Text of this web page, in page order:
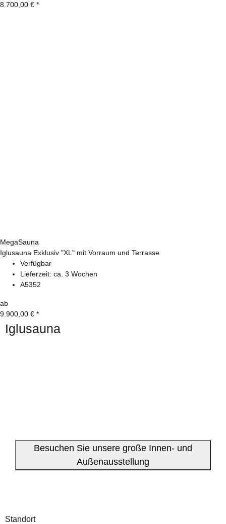
8.700,00 € *
MegaSauna
Iglusauna Exklusiv "XL" mit Vorraum und Terrasse
Verfügbar
Lieferzeit: ca. 3 Wochen
A5352
ab
9.900,00 € *
Iglusauna
Besuchen Sie unsere große Innen- und
Außenausstellung
Standort